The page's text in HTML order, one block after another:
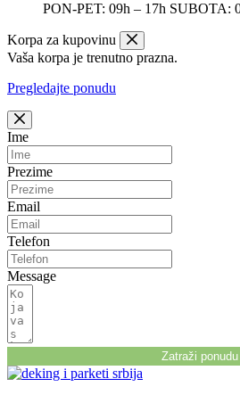
PON-PET: 09h – 17h SUBOTA:
Korpa za kupovinu
Vaša korpa je trenutno prazna.
Pregledajte ponudu
Ime
Prezime
Email
Telefon
Message
Zatraži ponudu